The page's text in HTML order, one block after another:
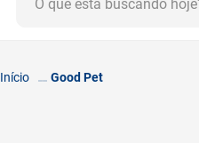
Good Pet